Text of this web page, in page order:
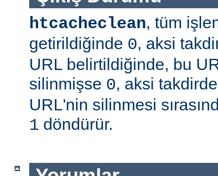
htcacheclean, tüm
getirildiğinde 0, aksi
URL belirtildiğinde, bu
silinmişse 0, aksi
URL'nin silinmesi
1 döndürür.